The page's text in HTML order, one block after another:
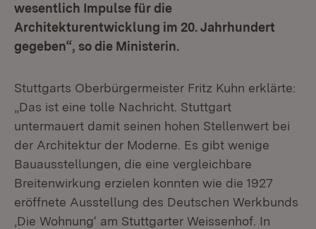
wesentlich Impulse für die
Architekturentwicklung im 20. Jahrhundert
gegeben“, so die Ministerin.
Stuttgarts Oberbürgermeister Fritz Kuhn erklärte:
„Das ist eine tolle Nachricht. Stuttgart
untermauert damit seinen hohen Stellenwert bei
der Architektur der Moderne. Es gibt wenige
Bauausstellungen, die eine vergleichbare
Breitenwirkung erzielen konnten wie die 1927
eröffnete Ausstellung des Deutschen Werkbunds
‚Die Wohnung‘ am Stuttgarter Weissenhof. In